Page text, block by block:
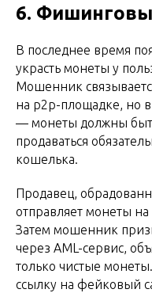
6.
В последнее время
украсть монеты у
Мошенник
на p2p-площадке, но
— монеты должны
продаваться
кошелька.
Продавец,
отправляет монеты
Затем мошенник
через AML-сервис,
только чистые
ссылку на фейковый